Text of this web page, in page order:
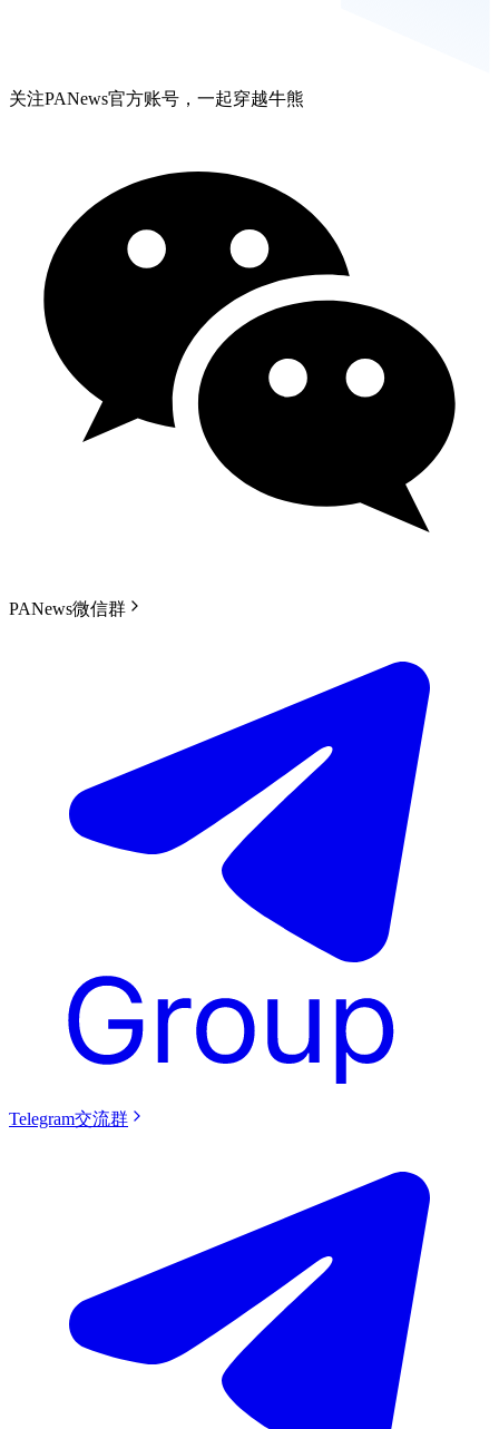
关注PANews官方账号，一起穿越牛熊
PANews微信群
Telegram交流群